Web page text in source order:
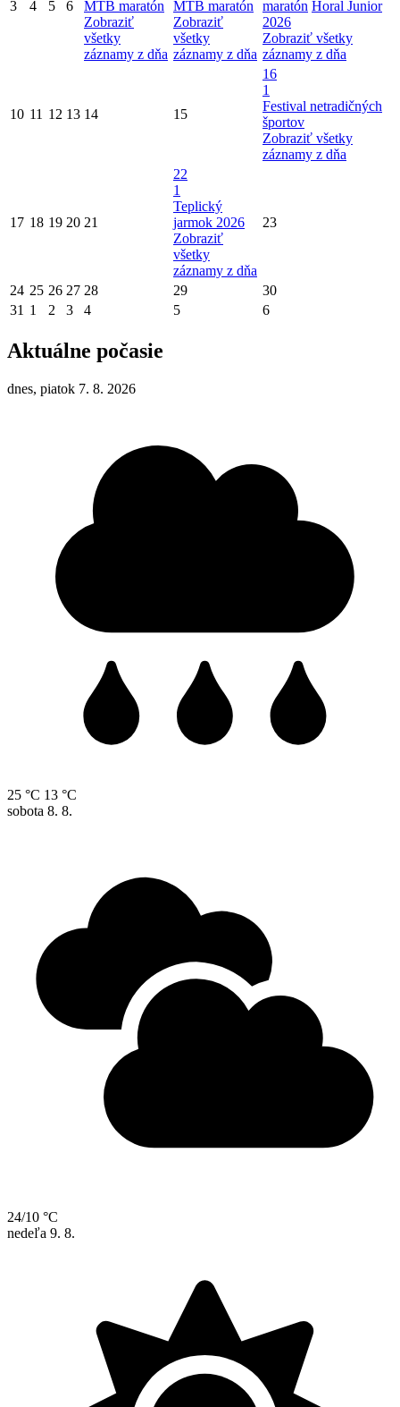
3 4 5 6
MTB maratón
Zobraziť
všetky
záznamy z dňa
MTB maratón
Zobraziť
všetky
záznamy z dňa
maratón Horal Junior
2026
Zobraziť všetky
záznamy z dňa
10 11 12 13 14 15
16
1
Festival netradičných
športov
Zobraziť všetky
záznamy z dňa
17 18 19 20 21
22
1
Teplický
jarmok 2026
Zobraziť
všetky
záznamy z dňa
23
24 25 26 27 28 29
30
31 1 2 3 4 5 6
Aktuálne počasie
dnes, piatok 7. 8. 2026
25 °C 13 °C
sobota 8. 8.
24/10 °C
nedeľa 9. 8.